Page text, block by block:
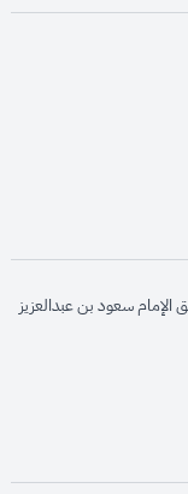
opens in
الإمام سعود بن عبدالعزيز